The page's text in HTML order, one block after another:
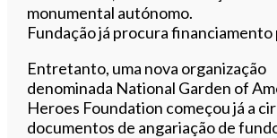
monumental autónomo.
Fundação já procura
Entretanto, uma nova organização
denominada National Garden of
Heroes Foundation começou já a
documentos de angariação de